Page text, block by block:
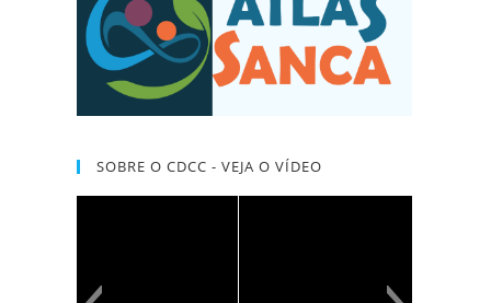
SOBRE O CDCC - VEJA O VÍDEO